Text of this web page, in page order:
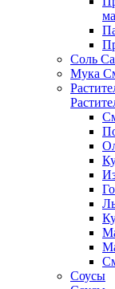
Соль
Мука
Соусы